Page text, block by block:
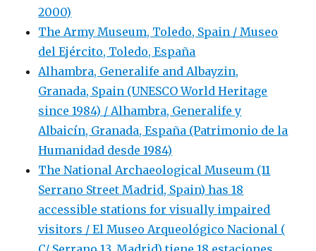
2000)
The Army Museum, Toledo, Spain / Museo
del Ejército, Toledo, España
Alhambra, Generalife and Albayzin,
Granada, Spain (UNESCO World Heritage
since 1984) / Alhambra, Generalife y
Albaicín, Granada, España (Patrimonio de la
Humanidad desde 1984)
The National Archaeological Museum (11
Serrano Street Madrid, Spain) has 18
accessible stations for visually impaired
visitors / El Museo Arqueológico Nacional (